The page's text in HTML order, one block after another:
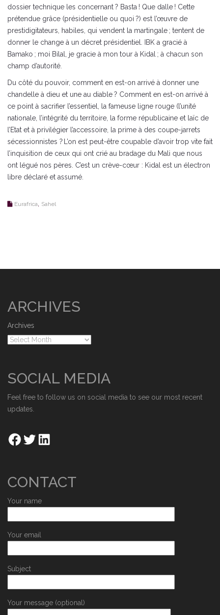
dossier technique les concernant ? Basta ! Que dalle ! Cette
prétendue grâce (présidentielle ou quoi ?) est l’œuvre de
prestidigitateurs, habiles, qui vendent la martingale ; tentent de
donner le change à un décret présidentiel. IBK a gracié à
Bamako ; moi Bilal, je gracie à mon tour à Kidal ; à chacun son
champ d’autorité.
Du côté du pouvoir, comment en est-on arrivé à donner une
chandelle à dieu et une au diable ? Comment en est-on arrivé à
ce point à sacrifier l’essentiel, la fameuse ligne rouge (l’unité
nationale, l’intégrité du territoire, la forme républicaine et laïc de
l’Etat et à privilégier l’accessoire, la prime à des coupe-jarrets
sécessionnistes ? L’on est peut-être coupable d’avoir trop vite fait
l’inquisition de ceux qui ont crié au bradage du Mali que nous
ont légué nos pères. C’est un crève-cœur : Kidal est un électron
libre déclaré et assumé.
Eurafrica, Sahel
ARCHIVES
Archives
SOCIAL MEDIA
Feel free to follow us on social media to see our most recent
updates.
CONTACT
Your name
Your email
Subject
Your message (optional)